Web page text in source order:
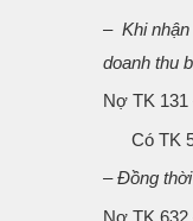
– Khi nhận
doanh thu
Nợ TK 131
Có TK
– Đồng
Nợ TK 632